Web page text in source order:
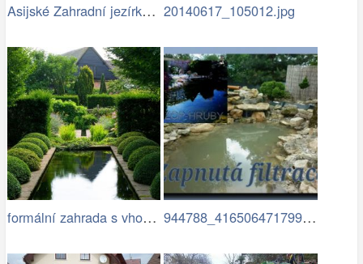
Asijské Zahradní jezírko s kameny 20140617_105012.jpg
formální zahrada s vhodně zvoleným… 944788_416506471799940_187814829_n (1)…